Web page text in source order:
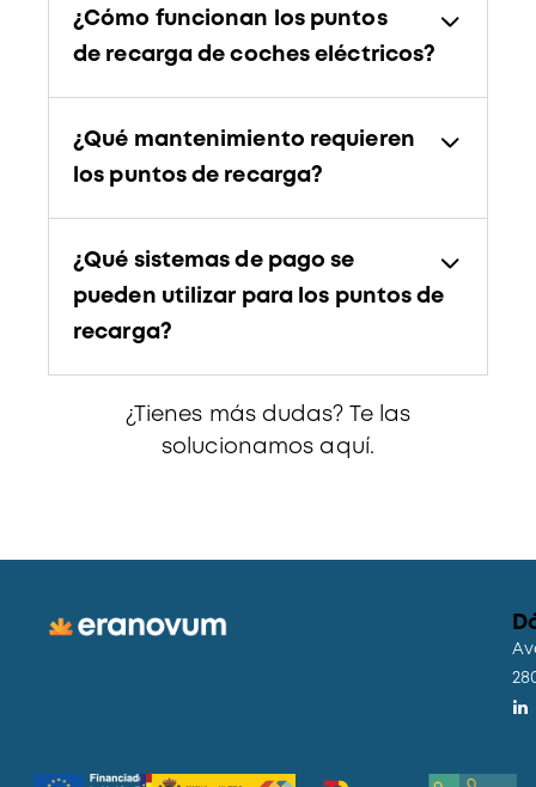
¿Cómo funcionan los puntos
de recarga de coches eléctricos?
¿Qué mantenimiento requieren
los puntos de recarga?
¿Qué sistemas de pago se
pueden utilizar para los puntos de
recarga?
¿Tienes más dudas? Te las
solucionamosaquí.